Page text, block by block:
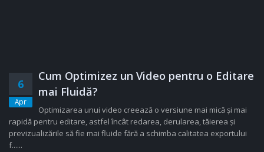
6
Apr
Cum Optimizez un Video pentru o Editare
mai Fluidă?
Optimizarea unui video creează o versiune mai mică și mai
rapidă pentru editare, astfel încât redarea, derularea, tăierea și
previzualizările să fie mai fluide fără a schimba calitatea exportului
f......